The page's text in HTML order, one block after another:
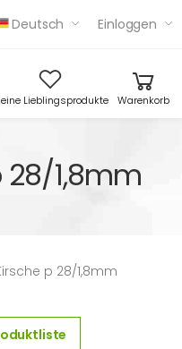
Deutsch Einloggen
Lieblingsprodukte Warenkorb
28/1,8mm
p 28/1,8mm